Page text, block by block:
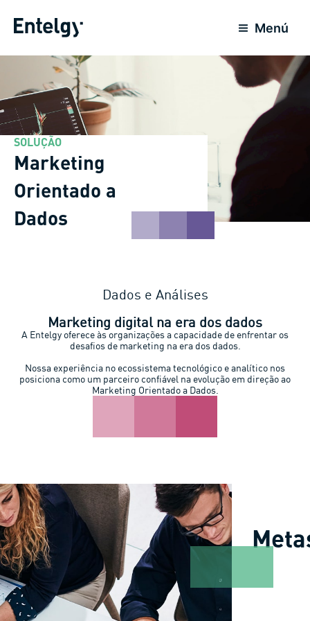
para
conteúdo
Menú
SOLUÇÃO
Marketing
Orientado a
Dados
Dados e Análises
Marketing digital na era dos dados
A Entelgy oferece às organizações a capacidade de enfrentar os
desafios de marketing na era dos dados.
Nossa experiência no ecossistema tecnológico e analítico nos
posiciona como um parceiro confiável na evolução em direção ao
Marketing Orientado a Dados.